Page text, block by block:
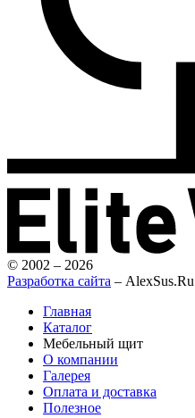
© 2002 – 2026
Разработка сайта – AlexSus.Ru
Главная
Каталог
Мебельный щит
О компании
Галерея
Оплата и доставка
Полезное